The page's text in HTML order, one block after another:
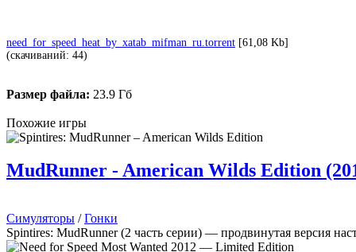
need_for_speed_heat_by_xatab_mifman_ru.torrent [61,08 Kb]
(cкачиваний: 44)
Размер файла: 23.9 Гб
Похожие игры
MudRunner - American Wilds Edition
Симуляторы /Гонки
Spintires: MudRunner (2 часть серии) — продвинутая версия